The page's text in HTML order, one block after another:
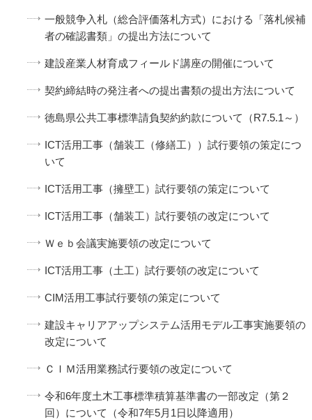
一般競争入札（総合評価落札方式）における「落札候補
者の確認書類」の提出方法について
建設産業人材育成フィールド講座の開催について
契約締結時の発注者への提出書類の提出方法について
徳島県公共工事標準請負契約約款について（R7.5.1～）
ICT活用工事（舗装工（修繕工））試行要領の策定につ
いて
ICT活用工事（擁壁工）試行要領の策定について
ICT活用工事（舗装工）試行要領の改定について
Ｗｅｂ会議実施要領の改定について
ICT活用工事（土工）試行要領の改定について
CIM活用工事試行要領の策定について
建設キャリアアップシステム活用モデル工事実施要領の
改定について
ＣＩＭ活用業務試行要領の改定について
令和6年度土木工事標準積算基準書の一部改定（第２
回）について（令和7年5月1日以降適用）